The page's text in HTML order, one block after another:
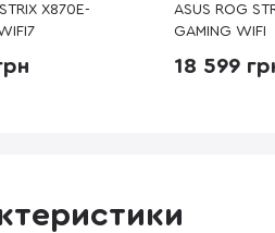
X870E-
ASUS ROG
GAMING WIFI
18 599